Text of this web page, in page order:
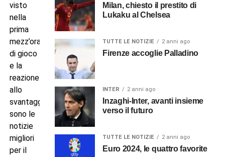
visto
nella
prima
mezz’ora
di gioco
e la
reazione
allo
svantaggio
sono le
notizie
migliori
per il
Milan, chiesto il prestito di
Lukaku al Chelsea
TUTTE LE NOTIZIE 2 anni ago
Firenze accoglie Palladino
INTER 2 anni ago
Inzaghi-Inter, avanti insieme
verso il futuro
TUTTE LE NOTIZIE 2 anni ago
Euro 2024, le quattro favorite